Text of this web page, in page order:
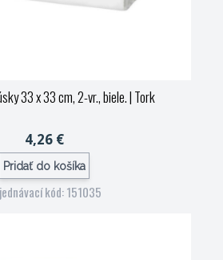
33 x 33 cm, 2-vr., biele.| Tork
4,26 €
Pridať do košíka
kód: 151035